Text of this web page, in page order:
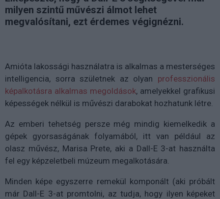
milyen szintű művészi álmot lehet
megvalósítani, ezt érdemes végignézni.
Amióta lakossági használatra is alkalmas a mesterséges
intelligencia, sorra születnek az olyan professzionális
képalkotásra alkalmas megoldások, amelyekkel grafikusi
képességek nélkül is művészi darabokat hozhatunk létre.
Az emberi tehetség persze még mindig kiemelkedik a
gépek gyorsaságának folyamából, itt van például az
olasz művész, Marisa Prete, aki a Dall-E 3-at használta
fel egy képzeletbeli múzeum megalkotására.
Minden képe egyszerre remekül komponált (aki próbált
már Dall-E 3-at promtolni, az tudja, hogy ilyen képeket